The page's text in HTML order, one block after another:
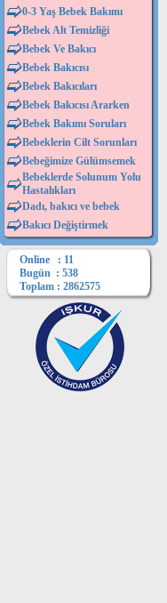
0-3 Yaş Bebek Bakımı
Bebek Alt Temizliği
Bebek Ve Bakıcı
Bebek Bakıcısı
Bebek Bakıcıları
Bebek Bakıcısı Ararken
Bebek Bakımı Soruları
Bebeklerin Cilt Sorunları
Bebeğimize Gülümsemek
Bebeklerde Solunum Yolu
Hastalıkları
Dadı, bakıcı ve bebek
Bakıcı Değiştirmek
Online : 11
Bugün : 538
Toplam : 2862575